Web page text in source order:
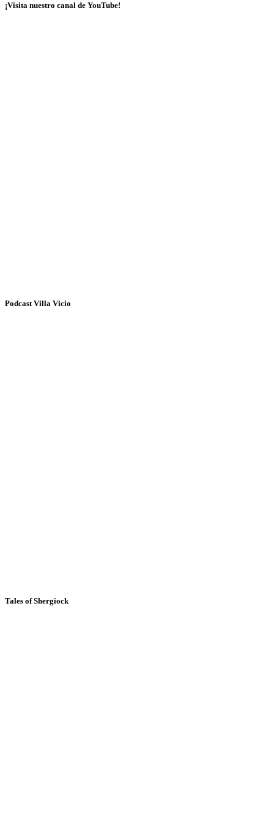
¡Visita nuestro canal de YouTube!
Podcast Villa Vicio
Tales of Shergiock